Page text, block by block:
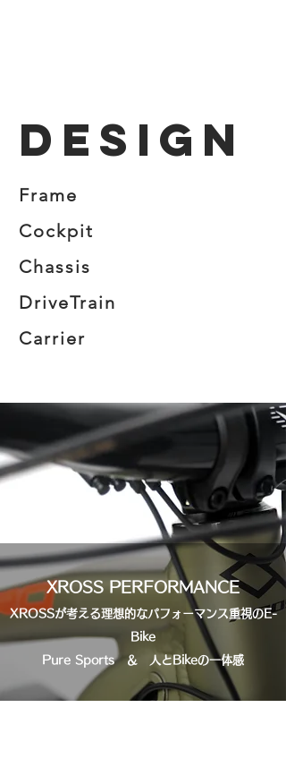
DESIGN
Frame
Cockpit
Chassis
DriveTrain
Carrier
XROSS PERFORMANCE
XROSSが考える理想的なパフォーマンス重視のE-
Bike
Pure Sports ＆ 人とBikeの一体感